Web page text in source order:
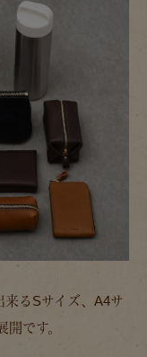
るSサイズ、A4サ
です。